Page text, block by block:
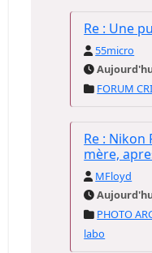
Re : Une
55micro
FORUM
Re : Nikon
mère,
MFloyd
PHOTO
labo